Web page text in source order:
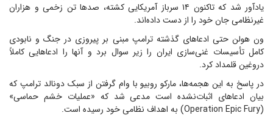
یادآور شد که تاکنون ۱۴ سرباز آمریکایی کشته، صد‌ها تن زخمی و هزاران
غیرنظامی جان خود را از دست داده‌اند.
ون هولن حتی ادعا‌های گذشته ترامپ مبنی بر پیروزی در جنگ و نابودی
کامل تأسیسات غنی‌سازی ایران را زیر سوال برد و آنها را ادعا‌هایی کاملاً
دروغین قلمداد کرد.
در پاسخ به این هجمه‌ها، مارکو روبیو با وام گرفتن از سبک دونالد ترامپ که
بیان ادعا‌های اثبات‌نشده است مدعی شد که «عملیات خشم حماسی»
(Operation Epic Fury) به اهداف نظامی خود رسیده است.